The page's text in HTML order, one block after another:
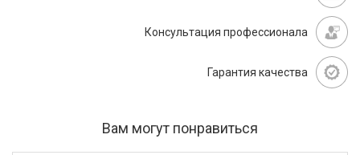
Консультация профессионала
Гарантия качества
Вам могут понравиться